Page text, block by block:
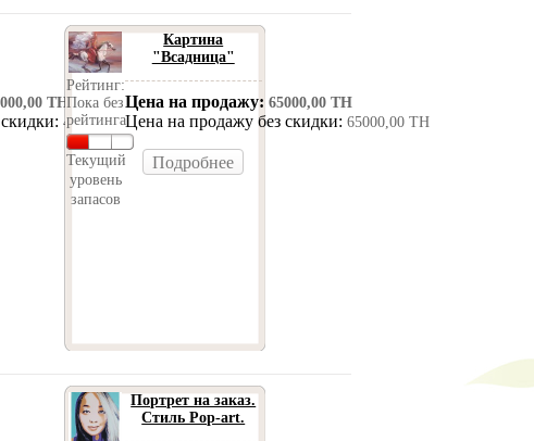
ТН
скидки:40000,00 ТН
Рейтинг:
Пока без
рейтинга
Текущий
уровень
запасов
Картина
"Всадница"
Цена на продажу: 65000,00 ТН
Цена на продажу без скидки: 65000,00 ТН
Подробнее
Портрет на заказ.
Стиль Pop-art.